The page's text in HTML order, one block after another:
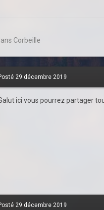
Corbeille
29 décembre 2019
ici vous pourrez partager
29 décembre 2019